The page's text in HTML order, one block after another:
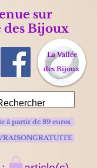
sur
des Bijoux
La Vallée
des Bijoux
à partir de 89 euros